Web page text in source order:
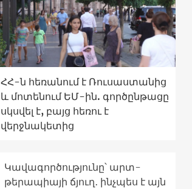
ՀՀ-ն հեռանում է Ռուսաստանից
և մոտենում ԵՄ-ին. գործընթացը
սկսվել է, բայց հեռու է
վերջնակետից
Կավագործությունը՝ արտ-
թերապիայի ճյուղ․ ինչպես է այն